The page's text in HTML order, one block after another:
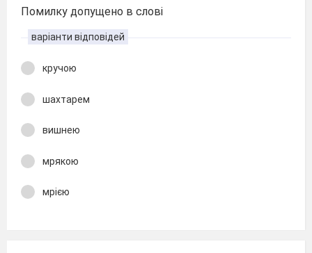
Помилку допущено в слові
варіанти відповідей
кручою
шахтарем
вишнею
мрякою
мрією